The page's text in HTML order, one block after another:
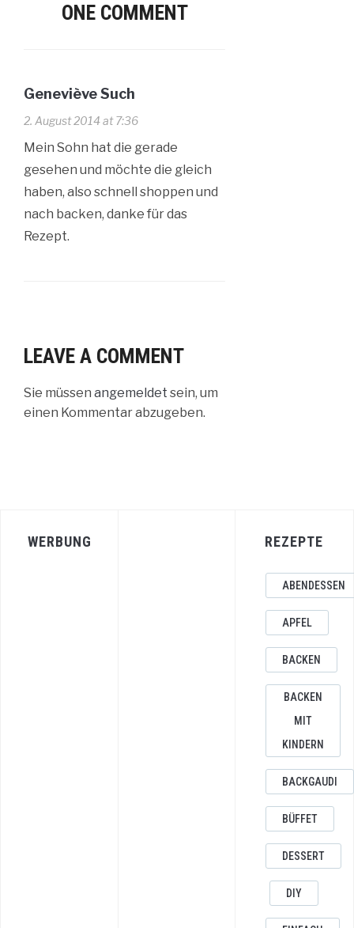
ONE COMMENT
Geneviève Such
2. August 2014 at 7:36
Mein Sohn hat die gerade
gesehen und möchte die gleich
haben, also schnell shoppen und
nach backen, danke für das
Rezept.
LEAVE A COMMENT
Sie müssen angemeldet sein, um
einen Kommentar abzugeben.
WERBUNG REZEPTE
ABENDESSEN
APFEL
BACKEN
BACKEN
MIT
KINDERN
BACKGAUDI
BÜFFET
DESSERT
DIY